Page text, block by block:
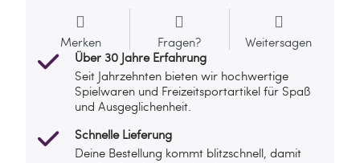
Merken Fragen?
Weitersagen
Über 30 Jahre Erfahrung
Seit Jahrzehnten bieten wir hochwertige
Spielwaren und Freizeitsportartikel für Spaß
und Ausgeglichenheit.
Schnelle Lieferung
Deine Bestellung kommt blitzschnell, damit